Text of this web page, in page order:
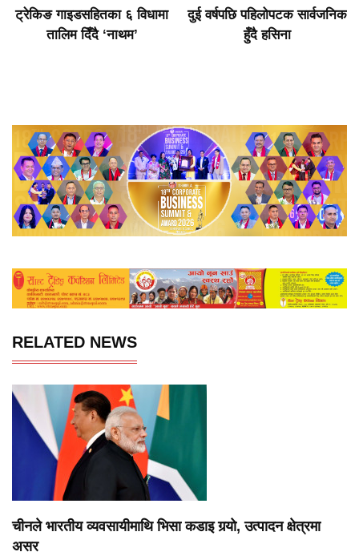
दुई वर्षपछि पहिलोपटक सार्वजनिक
हुँदै हसिना
विराटनगरका उद्योगी मुन्दडाको
घर र अफिसमा साढे ५ घण्टा
RELATED NEWS
चीनले भारतीय व्यवसायीमाथि भिसा कडाइ गर्‍यो, उत्पादन क्षेत्रमा
असर